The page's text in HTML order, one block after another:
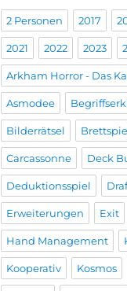
2 Personen 2017
2021 2022 2023
Arkham Horror - Das
Asmodee
Bilderrätsel
Carcassonne Deck
Deduktionsspiel
Erweiterungen Exit
Hand Management
Kooperativ Kosmos